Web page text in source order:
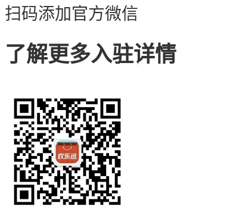
扫码添加官方微信
了解更多入驻详情